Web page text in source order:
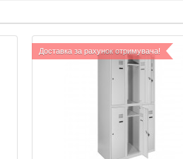
Доставка за рахунок отримувача!